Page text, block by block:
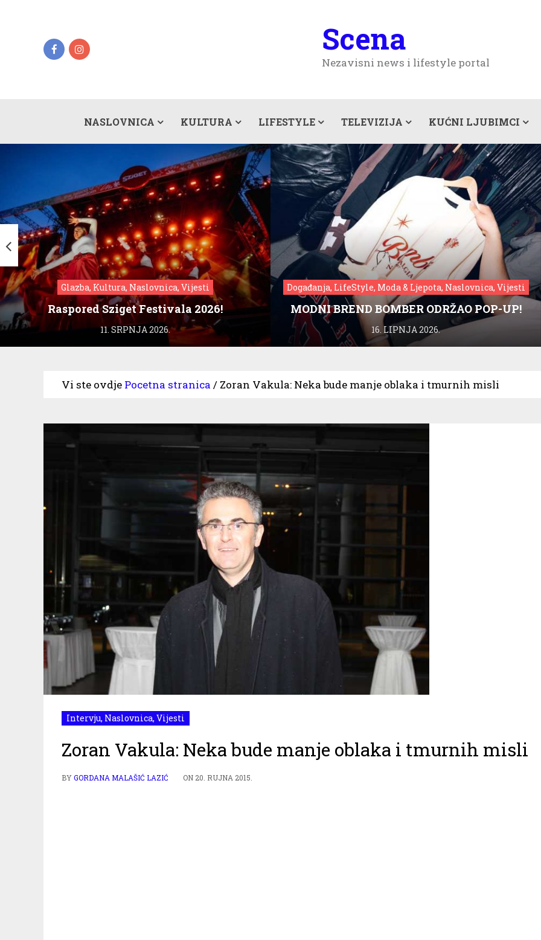
Scena
Nezavisni news i lifestyle portal
NASLOVNICA KULTURA LIFESTYLE TELEVIZIJA KUĆNI LJUBIMCI
Glazba, Kultura, Naslovnica, Vijesti
Raspored Sziget Festivala 2026!
11. SRPNJA 2026.
Događanja, LifeStyle, Moda & Ljepota, Naslovnica, Vijesti
MODNI BREND BOMBER ODRŽAO POP-UP!
16. LIPNJA 2026.
Vi ste ovdje Pocetna stranica / Zoran Vakula: Neka bude manje oblaka i tmurnih misli
Intervju, Naslovnica, Vijesti
Zoran Vakula: Neka bude manje oblaka i tmurnih misli
BYGORDANA MALAŠIĆ LAZIĆ ON20. RUJNA 2015.